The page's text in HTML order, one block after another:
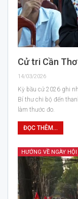
Cử tri Cần
14/03/2026
Kỳ bầu cử 2026 ghi
Bí thư chi bộ đến
làm thước đo.
ĐỌC THÊM...